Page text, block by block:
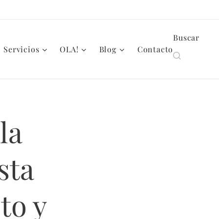
Servicios OLA! Blog Contacto
Buscar
y